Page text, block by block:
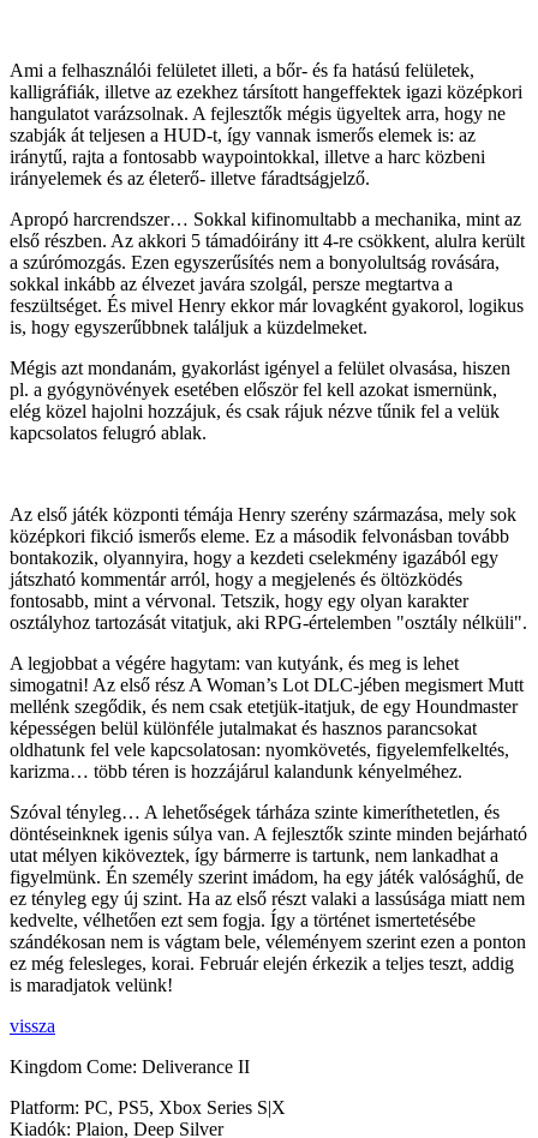
Ami a felhasználói felületet illeti, a bőr- és fa hatású felületek,
kalligráfiák, illetve az ezekhez társított hangeffektek igazi középkori
hangulatot varázsolnak. A fejlesztők mégis ügyeltek arra, hogy ne
szabják át teljesen a HUD-t, így vannak ismerős elemek is: az
iránytű, rajta a fontosabb waypointokkal, illetve a harc közbeni
irányelemek és az életerő- illetve fáradtságjelző.
Apropó harcrendszer… Sokkal kifinomultabb a mechanika, mint az
első részben. Az akkori 5 támadóirány itt 4-re csökkent, alulra került
a szúrómozgás. Ezen egyszerűsítés nem a bonyolultság rovására,
sokkal inkább az élvezet javára szolgál, persze megtartva a
feszültséget. És mivel Henry ekkor már lovagként gyakorol, logikus
is, hogy egyszerűbbnek találjuk a küzdelmeket.
Mégis azt mondanám, gyakorlást igényel a felület olvasása, hiszen
pl. a gyógynövények esetében először fel kell azokat ismernünk,
elég közel hajolni hozzájuk, és csak rájuk nézve tűnik fel a velük
kapcsolatos felugró ablak.
Az első játék központi témája Henry szerény származása, mely sok
középkori fikció ismerős eleme. Ez a második felvonásban tovább
bontakozik, olyannyira, hogy a kezdeti cselekmény igazából egy
játszható kommentár arról, hogy a megjelenés és öltözködés
fontosabb, mint a vérvonal. Tetszik, hogy egy olyan karakter
osztályhoz tartozását vitatjuk, aki RPG-értelemben "osztály nélküli".
A legjobbat a végére hagytam: van kutyánk, és meg is lehet
simogatni! Az első rész A Woman’s Lot DLC-jében megismert Mutt
mellénk szegődik, és nem csak etetjük-itatjuk, de egy Houndmaster
képességen belül különféle jutalmakat és hasznos parancsokat
oldhatunk fel vele kapcsolatosan: nyomkövetés, figyelemfelkeltés,
karizma… több téren is hozzájárul kalandunk kényelméhez.
Szóval tényleg… A lehetőségek tárháza szinte kimeríthetetlen, és
döntéseinknek igenis súlya van. A fejlesztők szinte minden bejárható
utat mélyen kiköveztek, így bármerre is tartunk, nem lankadhat a
figyelmünk. Én személy szerint imádom, ha egy játék valósághű, de
ez tényleg egy új szint. Ha az első részt valaki a lassúsága miatt nem
kedvelte, vélhetően ezt sem fogja. Így a történet ismertetésébe
szándékosan nem is vágtam bele, véleményem szerint ezen a ponton
ez még felesleges, korai. Február elején érkezik a teljes teszt, addig
is maradjatok velünk!
vissza
Kingdom Come: Deliverance II
Platform: PC, PS5, Xbox Series S|X
Kiadók: Plaion, Deep Silver